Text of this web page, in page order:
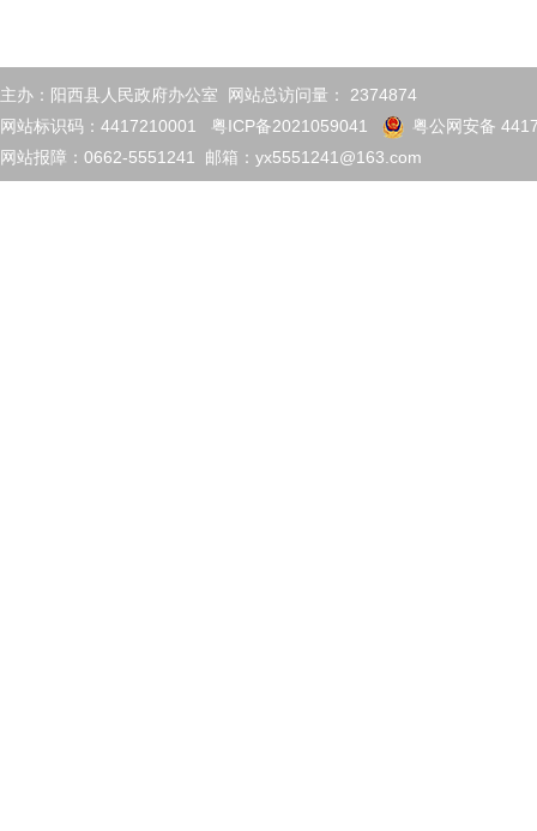
主办：阳西县人民政府办公室 网站总访问量： 2374874
网站标识码：4417210001 粤ICP备2021059041
粤公网安备
网站报障：0662-5551241 邮箱：yx5551241@163.com